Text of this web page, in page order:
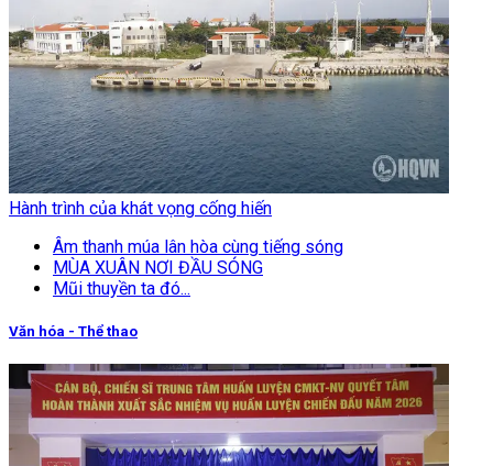
Hành trình của khát vọng cống hiến
Âm thanh múa lân hòa cùng tiếng sóng
MÙA XUÂN NƠI ĐẦU SÓNG
Mũi thuyền ta đó...
Văn hóa - Thể thao